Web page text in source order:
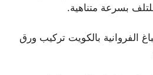
بسرعة متناهية.
الفروانية بالكويت تركيب ورق